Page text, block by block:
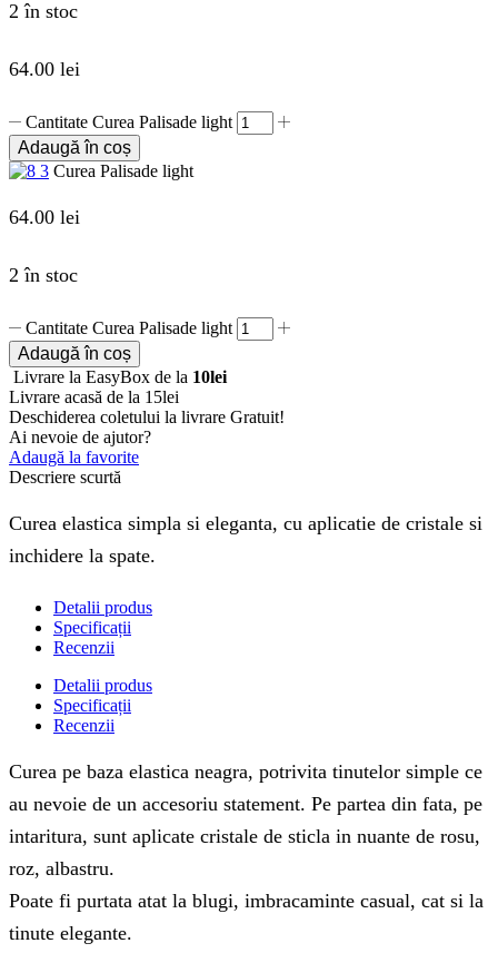
2 în stoc
64.00 lei
Cantitate Curea Palisade light
Adaugă în coș
Curea Palisade light
64.00 lei
2 în stoc
Cantitate Curea Palisade light
Adaugă în coș
Livrare la EasyBox de la 10lei
Livrare acasă de la 15lei
Deschiderea coletului la livrare Gratuit!
Ai nevoie de ajutor?
Adaugă la favorite
Descriere scurtă
Curea elastica simpla si eleganta, cu aplicatie de cristale si
inchidere la spate.
Detalii produs
Specificații
Recenzii
Detalii produs
Specificații
Recenzii
Curea pe baza elastica neagra, potrivita tinutelor simple ce
au nevoie de un accesoriu statement. Pe partea din fata, pe
intaritura, sunt aplicate cristale de sticla in nuante de rosu,
roz, albastru.
Poate fi purtata atat la blugi, imbracaminte casual, cat si la
tinute elegante.